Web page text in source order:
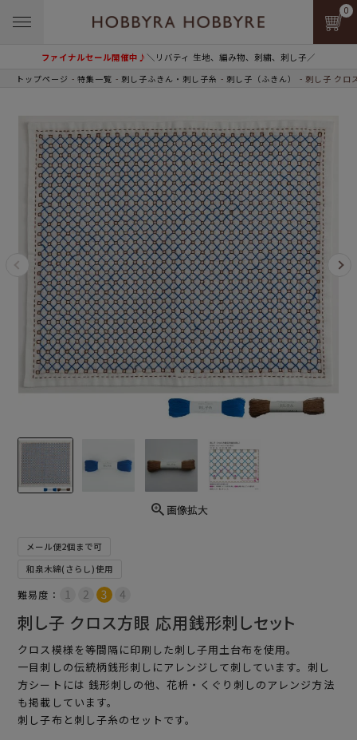
ファイナルセール開催中♪＼リバティ 生地、編み物、刺繍、刺し子／
0
トップページ 特集一覧 刺し子ふきん・刺し子糸 刺し子（ふきん） 刺し子 クロ
画像拡大
メール便2個まで可
和泉木綿(さらし)使用
難易度：
刺し子 クロス方眼 応用銭形刺しセット
クロス模様を等間隔に印刷した刺し子用土台布を使用。
一目刺しの伝統柄銭形刺しにアレンジして刺しています。刺し
方シートには 銭形刺しの他、花枡・くぐり刺しのアレンジ方法
も掲載しています。
刺し子布と刺し子糸のセットです。